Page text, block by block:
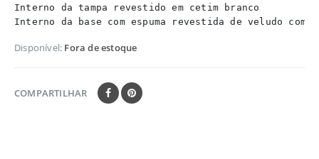
Interno da tampa revestido em cetim branco
Interno da base com espuma revestida de veludo com
Disponível: Fora de estoque
COMPARTILHAR